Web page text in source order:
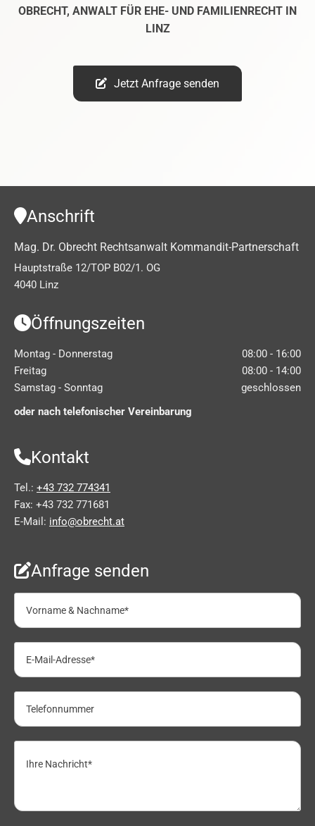
OBRECHT, ANWALT FÜR EHE- UND FAMILIENRECHT IN
LINZ
Jetzt Anfrage senden
Anschrift
Mag. Dr. Obrecht Rechtsanwalt Kommandit-Partnerschaft
Hauptstraße 12/TOP B02/1. OG
4040 Linz
Öffnungszeiten
Montag - Donnerstag
08:00 - 16:00
Freitag
08:00 - 14:00
Samstag - Sonntag
geschlossen
oder nach telefonischer Vereinbarung
Kontakt
Tel.: +43 732 774341
Fax: +43 732 771681
E-Mail: info@obrecht.at
Anfrage senden